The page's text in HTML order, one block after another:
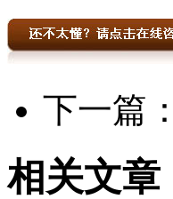
下一篇：
相关文章